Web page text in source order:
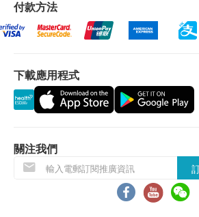
(2) 電話講解報告：客戶需於講
領取驗身報告，並預約本中心醫
者需帶同授權書及該客戶之身分
取有關報告。
如有爭議，毅力醫護健康集團保
免責聲明：
所有健康檢查/服務並非作為
途。當閣下身體健康出現任何疾
付款方法
下載應用程式
關注我們